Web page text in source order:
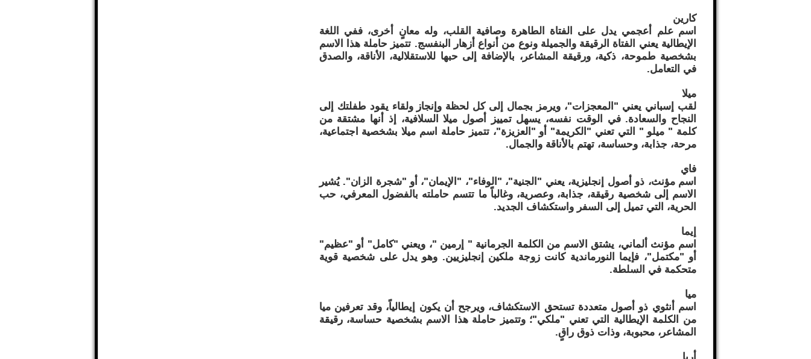
كارين
اسم علم أعجمي يدل على الفتاة الطاهرة وصافية القلب، وله معانٍ أخرى، ففي اللغة
الإيطالية يعني الفتاة الرقيقة والجميلة ونوع من أنواع أزهار البنفسج. تتميز حاملة هذا الاسم
بشخصية طموحة، ذكية، ورقيقة المشاعر، بالإضافة إلى حبها للاستقلالية، الأناقة، والصدق
في التعامل.
ميلا
لقب إسباني يعني "المعجزات"، ويرمز بجمال إلى كل لحظة وإنجاز ولقاء يقود طفلتك إلى
النجاح والسعادة. في الوقت نفسه، يسهل تمييز أصول ميلا السلافية، إذ أنها مشتقة من
كلمة " ميلو " التي تعني "الكريمة" أو "العزيزة"، تتميز حاملة اسم ميلا بشخصية اجتماعية،
مرحة، جذابة، وحساسة، تهتم بالأناقة والجمال.
فاي
اسم مؤنث، ذو أصول إنجليزية، يعني "الجنية"، "الوفاء"، "الإيمان"، أو "شجرة الزان". يُشير
الاسم إلى شخصية رقيقة، جذابة، وعصرية، وغالباً ما تتسم حاملته بالفضول المعرفي، حب
الحرية، التي تميل إلى السفر واستكشاف الجديد.
إيما
اسم مؤنث ألماني، يشتق الاسم من الكلمة الجرمانية " إرمين "، ويعني "كامل" أو "عظيم"
أو "مكتمل"، فإيما النورماندية كانت زوجة ملكين إنجليزيين. وهو يدل على شخصية قوية
متحكمة في السلطة.
ميا
اسم أنثوي ذو أصول متعددة تستحق الاستكشاف، ويرجح أن يكون إيطالياً، وقد تعرفين ميا
من الكلمة الإيطالية التي تعني "ملكي"؛ وتتميز حاملة هذا الاسم بشخصية حساسة، رقيقة
المشاعر، محبوبة، وذات ذوق راقٍ.